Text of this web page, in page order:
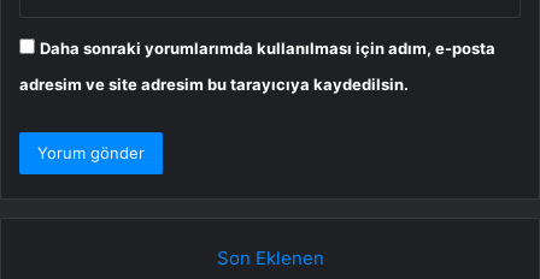
Daha sonraki yorumlarımda kullanılması için adım, e-posta
adresim ve site adresim bu tarayıcıya kaydedilsin.
Son Eklenen